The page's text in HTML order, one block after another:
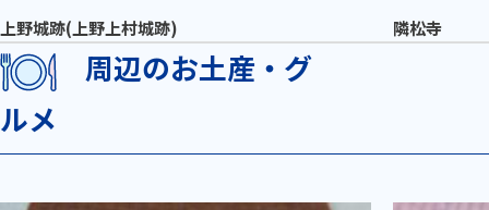
上野城跡(上野上村城跡) 隣松寺
周辺のお土産・グ
ルメ